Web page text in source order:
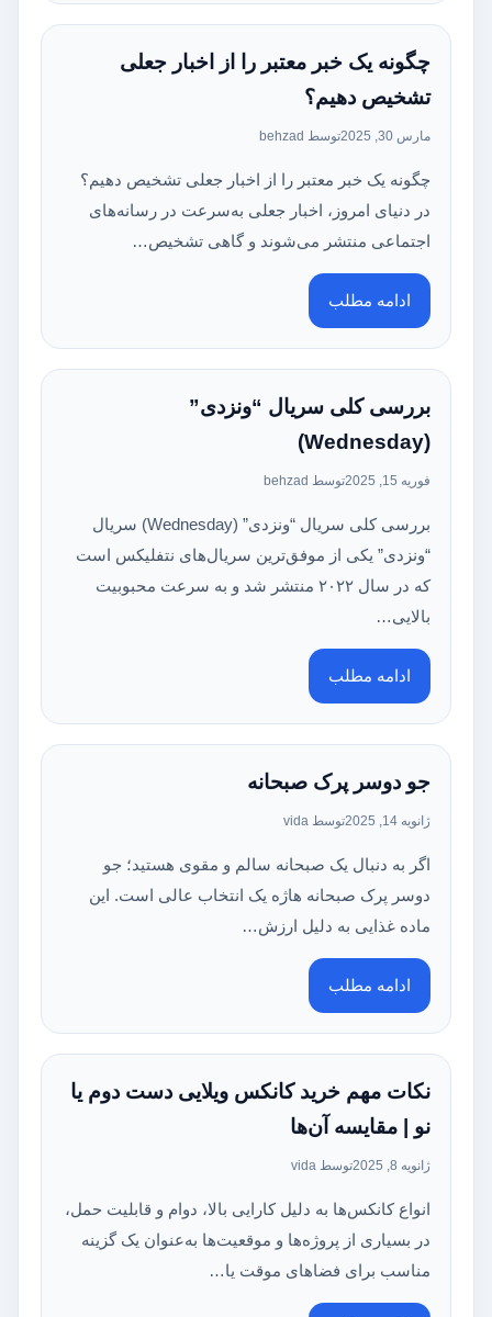
چگونه یک خبر معتبر را از اخبار جعلی
تشخیص دهیم؟
مارس 30, 2025 توسط behzad
چگونه یک خبر معتبر را از اخبار جعلی تشخیص دهیم؟
در دنیای امروز، اخبار جعلی به‌سرعت در رسانه‌های
اجتماعی منتشر می‌شوند و گاهی تشخیص…
ادامه مطلب
بررسی کلی سریال “ونزدی”
(Wednesday)
فوریه 15, 2025 توسط behzad
بررسی کلی سریال “ونزدی” (Wednesday) سریال
“ونزدی” یکی از موفق‌ترین سریال‌های نتفلیکس است
که در سال ۲۰۲۲ منتشر شد و به سرعت محبوبیت
بالایی…
ادامه مطلب
جو دو‌سر پرک صبحانه
ژانویه 14, 2025 توسط vida
اگر به دنبال یک صبحانه سالم و مقوی هستید؛ جو
دو‌سر پرک صبحانه هاژه یک انتخاب عالی است. این
ماده غذایی به دلیل ارزش…
ادامه مطلب
نکات مهم خرید کانکس ویلایی دست دوم یا
نو | مقایسه آن‌ها
ژانویه 8, 2025 توسط vida
انواع کانکس‌ها به دلیل کارایی بالا، دوام و قابلیت حمل،
در بسیاری از پروژه‌ها و موقعیت‌ها به‌عنوان یک گزینه
مناسب برای فضاهای موقت یا…